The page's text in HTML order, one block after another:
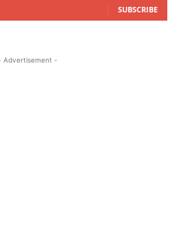
SUBSCRIBE
Advertisement -